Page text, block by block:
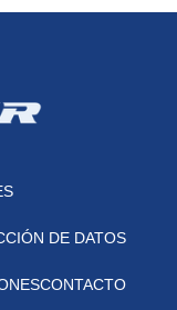
DE DATOS
CONTACTO